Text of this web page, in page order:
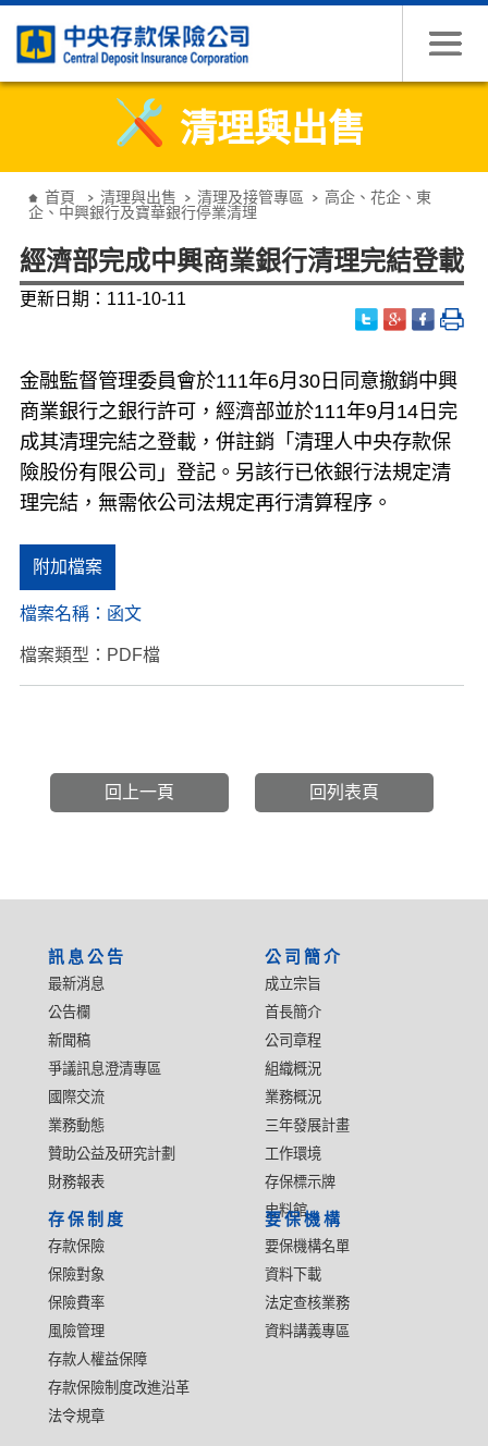
清理與出售
首頁 清理與出售 清理及接管專區
高企、花企、東
企、中興銀行及寶華銀行停業清理
經濟部完成中興商業銀行清理完結登載
更新日期：111-10-11
金融監督管理委員會於111年6月30日同意撤銷中興
商業銀行之銀行許可，經濟部並於111年9月 14日完
成其清理完結之登載，併註銷「清理人中央存款保
險股份有限公司」登記。另該行已依銀行法規定清
理完結，無需依公司法規定再行清算程序。
附加檔案
檔案名稱： 函文
檔案類型：PDF檔
回上一頁 回列表頁
訊息公告
最新消息
公告欄
新聞稿
爭議訊息澄清專區
國際交流
業務動態
贊助公益及研究計劃
財務報表
公司簡介
成立宗旨
首長簡介
公司章程
組織概況
業務概況
三年發展計畫
工作環境
存保標示牌
史料館
存保制度
存款保險
保險對象
保險費率
風險管理
存款人權益保障
存款保險制度改進沿革
法令規章
要保機構
要保機構名單
資料下載
法定查核業務
資料講義專區